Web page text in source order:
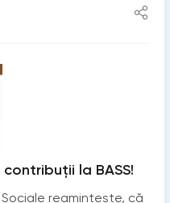
la BASS!
reamintește, că